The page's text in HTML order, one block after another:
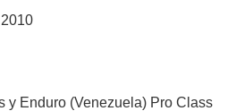
y Enduro (Venezuela) Pro Class